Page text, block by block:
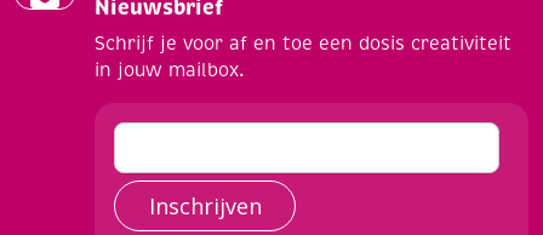
Nieuwsbrief
Schrijf je voor af en toe een dosis creativiteit
in jouw mailbox.
Inschrijven